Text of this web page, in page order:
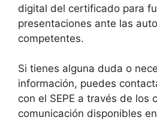
digital del certificado para
presentaciones ante las
competentes.
Si tienes alguna duda o
información, puedes
con el SEPE a través de los
comunicación disponibles